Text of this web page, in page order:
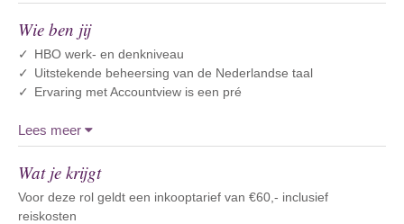
Wie ben jij
HBO werk- en denkniveau
Uitstekende beheersing van de Nederlandse taal
Ervaring met Accountview is een pré
Lees meer
Wat je krijgt
Voor deze rol geldt een inkooptarief van €60,- inclusief
reiskosten